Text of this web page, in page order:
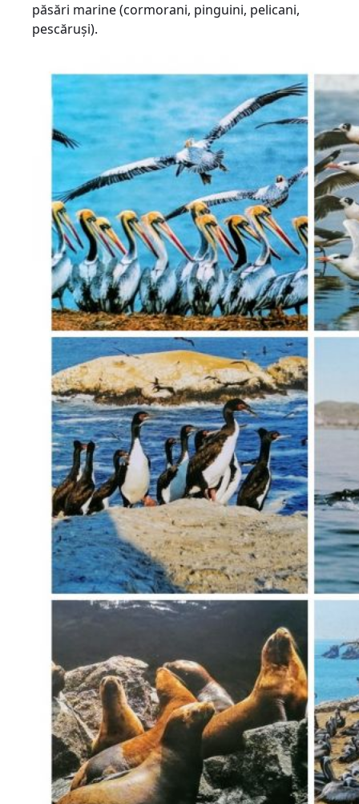
păsări marine (cormorani, pinguini, pelicani,
pescăruși).